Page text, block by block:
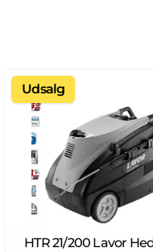
Udsalg